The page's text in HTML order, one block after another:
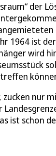
der
1964 ist der
wird
nur
ist schon